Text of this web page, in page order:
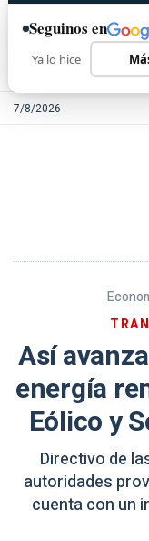
7/8/2026
Así
energía
Eólico y
Directivo de
autoridades
cuenta con un
Seguinos en
Ya lo hice